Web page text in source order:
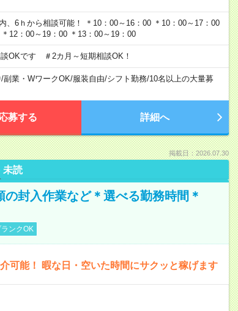
6ｈから相談可能！ ＊10：00～16：00 ＊10：00～17：00
12：00～19：00 ＊13：00～19：00
OKです ＃2カ月～短期相談OK！
/副業・WワークOK/服装自由/シフト勤務/10名以上の大量募
募する 詳細へ
掲載日：2026.07.30
未読
封入作業など＊選べる勤務時間＊
ランクOK
可能！ 暇な日・空いた時間にサクッと稼げます